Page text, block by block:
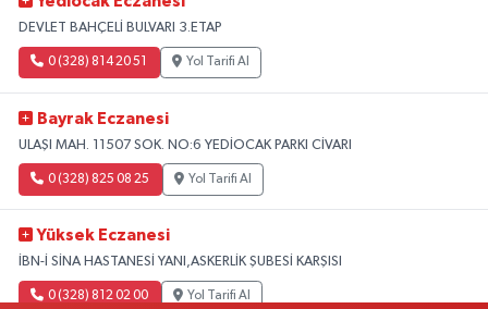
DEVLET BAHÇELİ BULVARI 3.ETAP
0 (328) 814 20 51 Yol Tarifi Al
Bayrak Eczanesi
ULAŞI MAH. 11507 SOK. NO:6 YEDİOCAK PARKI CİVARI
0 (328) 825 08 25 Yol Tarifi Al
Yüksek Eczanesi
İBN-İ SİNA HASTANESİ YANI,ASKERLİK ŞUBESİ KARŞISI
0 (328) 812 02 00 Yol Tarifi Al